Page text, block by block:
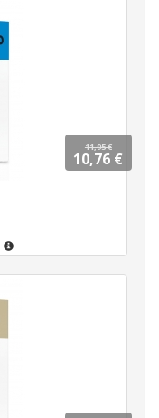
11,95 €
10,76 €